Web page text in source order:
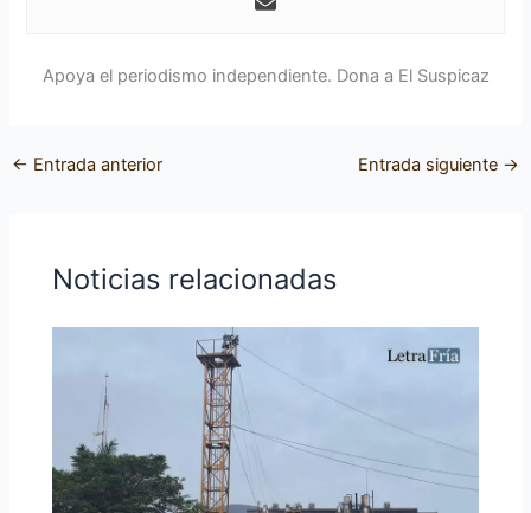
Apoya el periodismo independiente. Dona a El Suspicaz
← Entrada anterior Entrada siguiente →
Noticias relacionadas